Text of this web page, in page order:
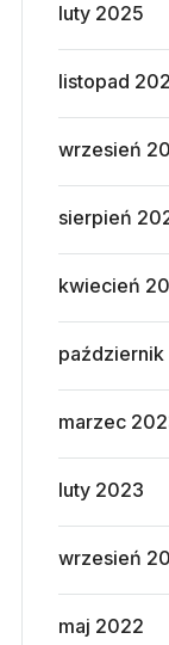
luty 2025
listopad
wrzesień
sierpień
kwiecień
marzec
luty 2023
wrzesień
maj 2022